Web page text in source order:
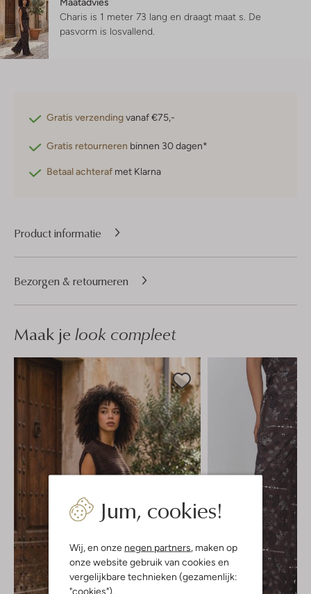
Jum, cookies!
Wij, en onze negen partners , maken op
onze website gebruik van cookies en
vergelijkbare technieken (gezamenlijk:
"cookies").
Charis is 1 meter 73 lang en draagt maat s. De
pasvorm is losvallend
Gratis verzendingvanaf €75,-
Gratis retourneren binnen 30 dagen*
Betaal achteraf met Klarna
Product informatie
Bezorgen & retourneren
Maak je look compleet